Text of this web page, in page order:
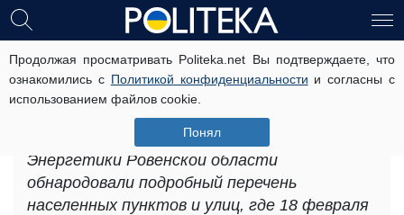
Продолжая просматривать Politeka.net Вы подтверждаете, что
ознакомились с Политикой конфиденциальности и согласны с
использованием файлов cookie.
Понял
Графики отключения света в
Ровенской области на 18 февраля:
где украинцы много часов будут без
Энергетики Ровенской области
обнародовали подробный перечень
населенных пунктов и улиц, где 18 февраля